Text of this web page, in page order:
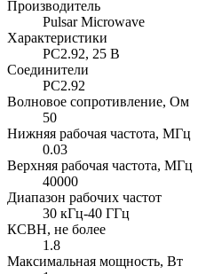
Производитель
Pulsar Microwave
Характеристики
PC2.92, 25 В
Соединители
PC2.92
Волновое сопротивление, Ом
50
Нижняя рабочая частота, МГц
0.03
Верхняя рабочая частота, МГц
40000
Диапазон рабочих частот
30 кГц-40 ГГц
КСВН, не более
1.8
Максимальная мощность, Вт